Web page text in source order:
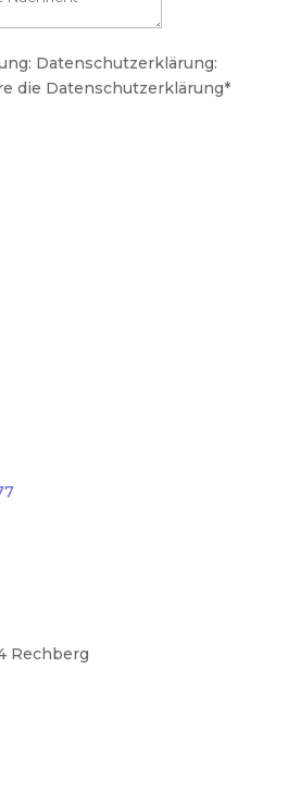
Datenschutzerklärung:
die Datenschutzerklärung*
Rechberg